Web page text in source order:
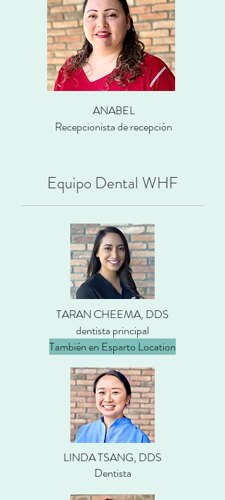
ANABEL
Recepcionista de recepción
Equipo Dental WHF
TARAN CHEEMA, DDS
dentista principal
También en Esparto Location
LINDA TSANG, DDS
Dentista